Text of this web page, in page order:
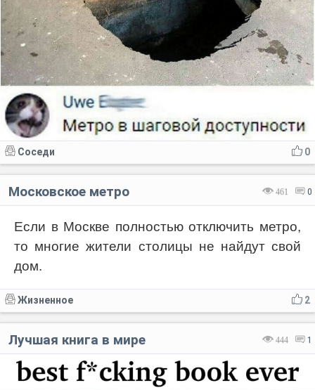
0
Соседи
461 0
Московское метро
Если в Москве полностью отключить метро,
то многие жители столицы не найдут свой
дом.
2
Жизненное
444 1
Лучшая книга в мире